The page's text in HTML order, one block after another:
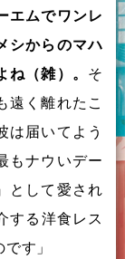
エムでワ ンレ
シから のマハ
ね （雑） 。 そ
遠 く離れた こ
は 届いて よ う
もナ ウ いデー
と して 愛 され
す る 洋食 レ ス
です 」